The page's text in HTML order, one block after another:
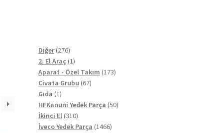
Diğer 276276
ürün
2. El Araç 11
ürün
Aparat - Özel Takım 173173
Civata Grubu 6767
Gıda 11
ürün
HFKanuni Yedek Parça 5050
İkinci El 310310
ürün
İveco Yedek Parça 14661466